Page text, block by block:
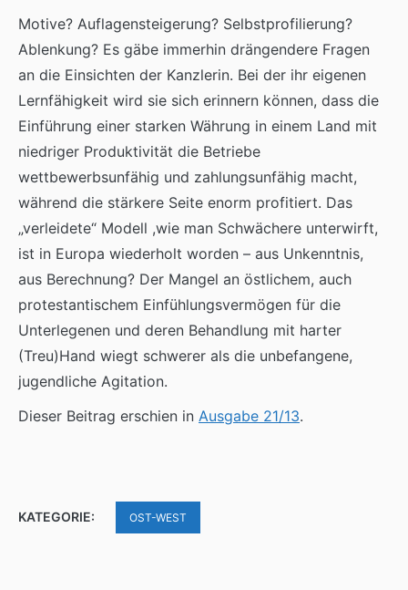
Motive? Auflagensteigerung? Selbstprofilierung?
Ablenkung? Es gäbe immerhin drängendere Fragen
an die Einsichten der Kanzlerin. Bei der ihr eigenen
Lernfähigkeit wird sie sich erinnern können, dass die
Einführung einer starken Währung in einem Land mit
niedriger Produktivität die Betriebe
wettbewerbsunfähig und zahlungsunfähig macht,
während die stärkere Seite enorm profitiert. Das
„verleidete“ Modell ,wie man Schwächere unterwirft,
ist in Europa wiederholt worden – aus Unkenntnis,
aus Berechnung? Der Mangel an östlichem, auch
protestantischem Einfühlungsvermögen für die
Unterlegenen und deren Behandlung mit harter
(Treu)Hand wiegt schwerer als die unbefangene,
jugendliche Agitation.
Dieser Beitrag erschien in Ausgabe 21/13.
KATEGORIE: OST-WEST